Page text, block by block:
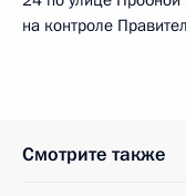
на контроле
Смотрите также